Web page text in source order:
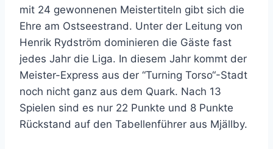
mit 24 gewonnenen Meistertiteln gibt sich die
Ehre am Ostseestrand. Unter der Leitung von
Henrik Rydström dominieren die Gäste fast
jedes Jahr die Liga. In diesem Jahr kommt der
Meister-Express aus der “Turning Torso“-Stadt
noch nicht ganz aus dem Quark. Nach 13
Spielen sind es nur 22 Punkte und 8 Punkte
Rückstand auf den Tabellenführer aus Mjällby.